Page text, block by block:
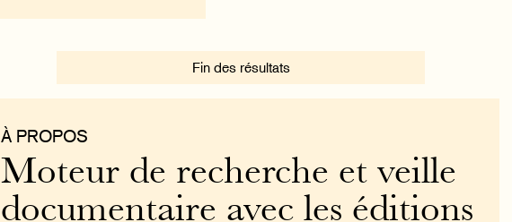
Fin des résultats
À PROPOS
Moteur de recherche et veille
documentaire avec les éditions